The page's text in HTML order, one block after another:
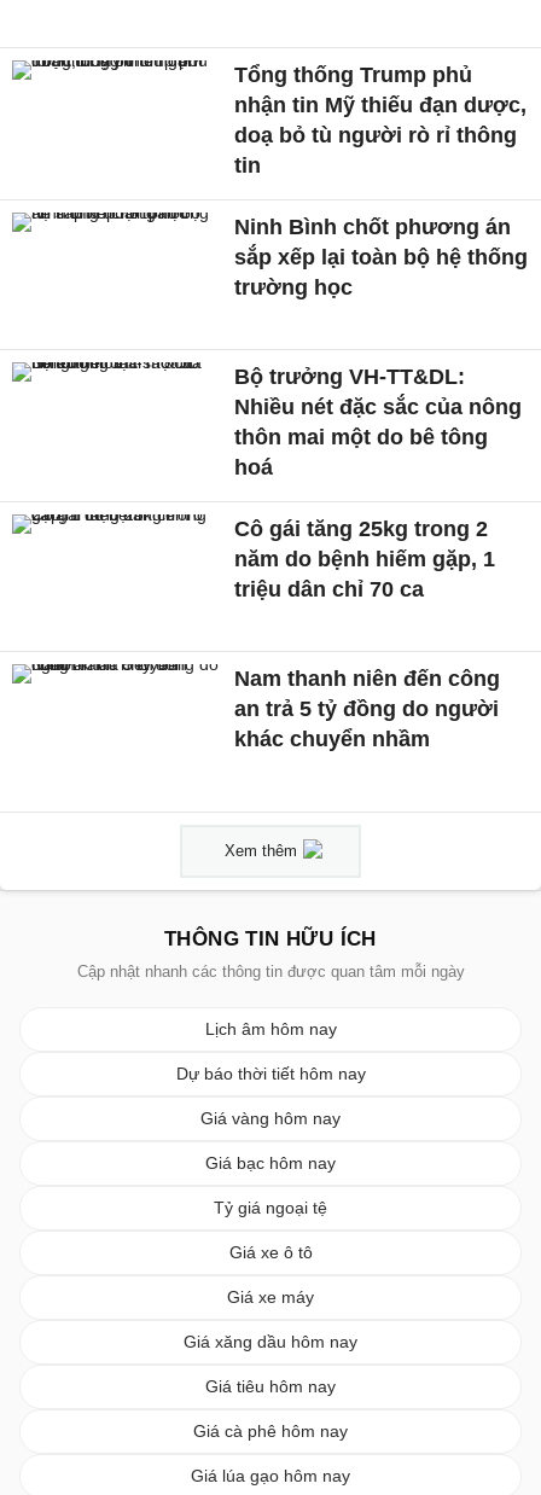
Tổng thống Trump phủ
nhận tin Mỹ thiếu đạn dược,
doạ bỏ tù người rò rỉ thông
tin
Ninh Bình chốt phương án
sắp xếp lại toàn bộ hệ thống
trường học
Bộ trưởng VH-TT&DL:
Nhiều nét đặc sắc của nông
thôn mai một do bê tông
hoá
Cô gái tăng 25kg trong 2
năm do bệnh hiếm gặp, 1
triệu dân chỉ 70 ca
Nam thanh niên đến công
an trả 5 tỷ đồng do người
khác chuyển nhầm
Xem thêm
THÔNG TIN HỮU ÍCH
Cập nhật nhanh các thông tin được quan tâm mỗi ngày
Lịch âm hôm nay
Dự báo thời tiết hôm nay
Giá vàng hôm nay
Giá bạc hôm nay
Tỷ giá ngoại tệ
Giá xe ô tô
Giá xe máy
Giá xăng dầu hôm nay
Giá tiêu hôm nay
Giá cà phê hôm nay
Giá lúa gạo hôm nay